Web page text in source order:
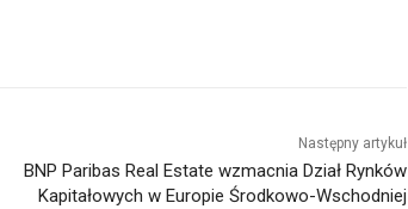
Następny artykuł
BNP Paribas Real Estate wzmacnia Dział Rynków
Kapitałowych w Europie Środkowo-Wschodniej